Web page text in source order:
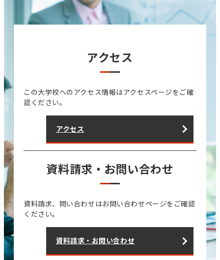
アクセス
この大学校へのアクセス情報はアクセスページをご確
認ください。
アクセス
資料請求・お問い合わせ
資料請求、問い合わせはお問い合わせページをご確認
ください。
資料請求・お問い合わせ